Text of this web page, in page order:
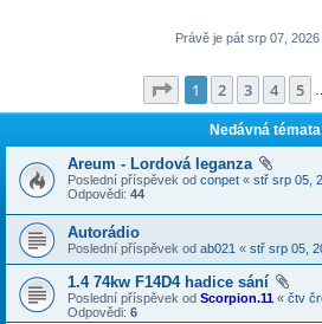
Právě je pát srp 07,
Stránka z 10
1 2 3 4 5
Nedávná témata
Areum - Lordová leganza
Poslední příspěvek od conpet « stř srp 05,
Odpovědi: 44
Autorádio
Poslední příspěvek od ab021 « stř srp 05,
1.4 74kw F14D4 hadice sání
Poslední příspěvek od Scorpion.11 « čtv
Odpovědi: 6